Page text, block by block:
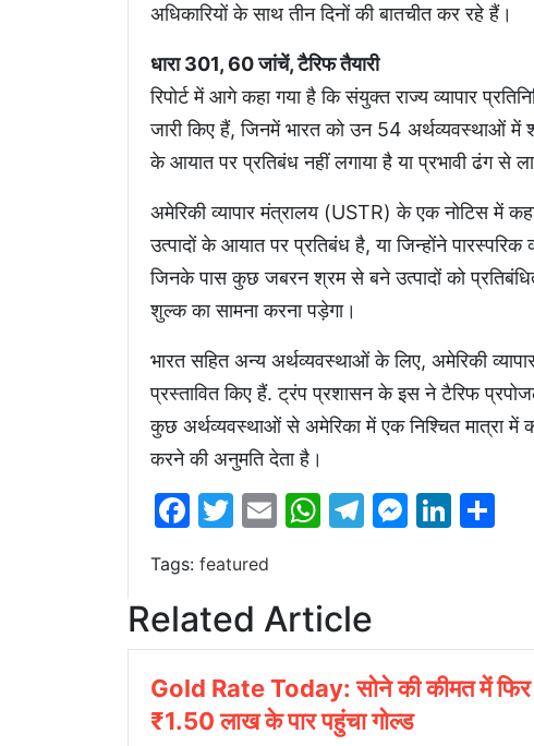
अधिकारियों के साथ तीन दिनों की बातचीत कर रहे हैं।
धारा 301, 60 जांचें, टैरिफ तैयारी
रिपोर्ट में आगे कहा गया है कि संयुक्त राज्य व्यापार
जारी किए हैं, जिनमें भारत को उन 54 अर्थव्यवस्थाओं में
के आयात पर प्रतिबंध नहीं लगाया है या प्रभावी ढंग से
अमेरिकी व्यापार मंत्रालय (USTR) के एक नोटिस में
उत्पादों के आयात पर प्रतिबंध है, या जिन्होंने पारस्परिक
जिनके पास कुछ जबरन श्रम से बने उत्पादों को
शुल्क का सामना करना पड़ेगा।
भारत सहित अन्य अर्थव्यवस्थाओं के लिए, अमेरिकी
प्रस्तावित किए हैं. ट्रंप प्रशासन के इस ने टैरिफ
कुछ अर्थव्यवस्थाओं से अमेरिका में एक निश्चित मात्रा
करने की अनुमति देता है।
Facebook
Twitter
EmailWhatsApp
Telegram
Tags: featured
Related Article
Gold Rate Today: सोने की कीमत में
₹1.50 लाख के पार पहुंचा गोल्ड